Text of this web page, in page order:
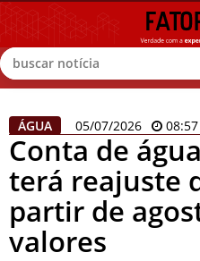
Buscar
ÁGUA 05/07/2026 08:57
Conta de
terá reajuste
partir de
valores